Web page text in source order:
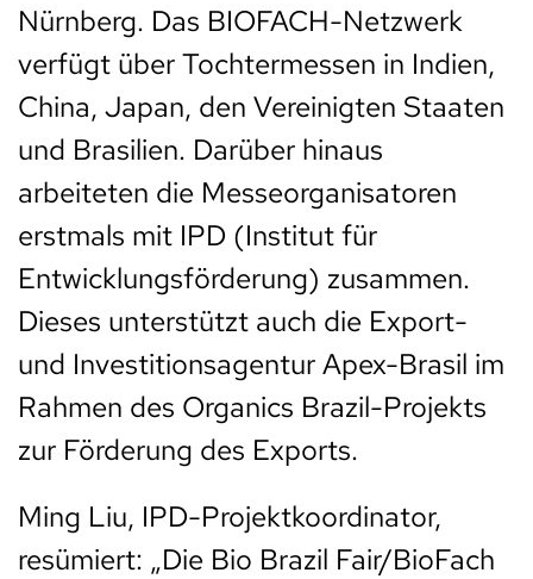
Nürnberg. Das BIOFACH-Netzwerk
verfügt über Tochtermessen in Indien,
China, Japan, den Vereinigten Staaten
und Brasilien. Darüber hinaus
arbeiteten die Messeorganisatoren
erstmals mit IPD (Institut für
Entwicklungsförderung) zusammen.
Dieses unterstützt auch die Export-
und Investitionsagentur Apex-Brasil im
Rahmen des Organics Brazil-Projekts
zur Förderung des Exports.
Ming Liu, IPD-Projektkoordinator,
resümiert: „Die Bio Brazil Fair/BioFach